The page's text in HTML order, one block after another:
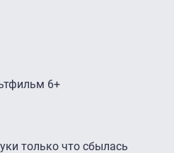
6+
только что сбылась